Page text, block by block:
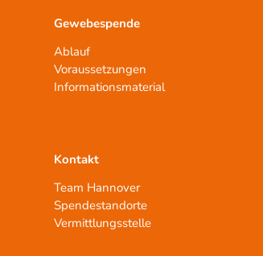
Gewebespende
Ablauf
Voraussetzungen
Informationsmaterial
Kontakt
Team Hannover
Spendestandorte
Vermittlungsstelle